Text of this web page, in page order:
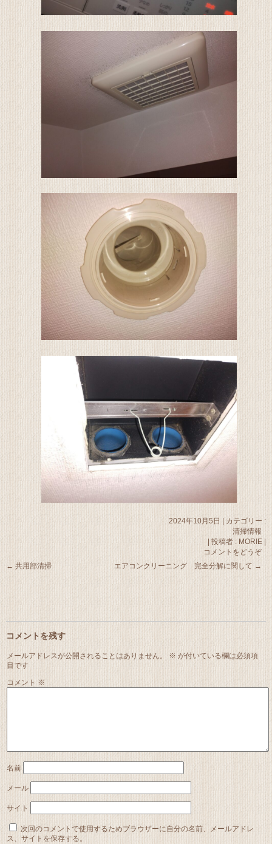
2024年10月5日
カテゴリー :
清掃情報
| 投稿者 : MORIE
コメントをどうぞ
← 共用部清掃 エアコンクリーニング 完全分解に関して →
コメントを残す
メールアドレスが公開されることはありません。 ※ が付いている欄は必須項
目です
コメント ※
名前
メール
サイト
次回のコメントで使用するためブラウザーに自分の名前、メールアドレ
ス、サイトを保存する。